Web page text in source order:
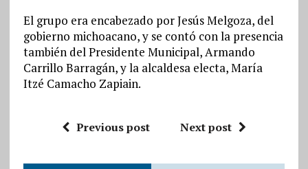
El grupo era encabezado por Jesús Melgoza, del
gobierno michoacano, y se contó con la presencia
también del Presidente Municipal, Armando
Carrillo Barragán, y la alcaldesa electa, María
Itzé Camacho Zapiain.
Previous post Next post